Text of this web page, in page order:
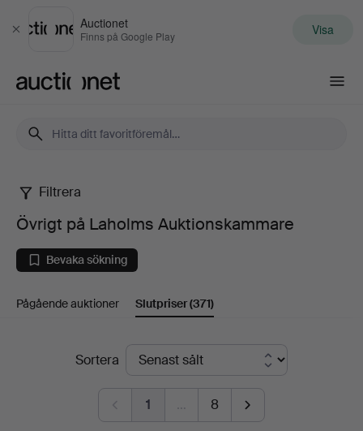
Stäng
Auctionet
Finns på Google Play Visa
Övrigt
på
Laholms
Auktionskammare
Filtrera
Övrigt på Laholms Auktionskammare
Bevaka sökning
Pågående auktioner Slutpriser(371)
SlutpriserSortera
1 … 8